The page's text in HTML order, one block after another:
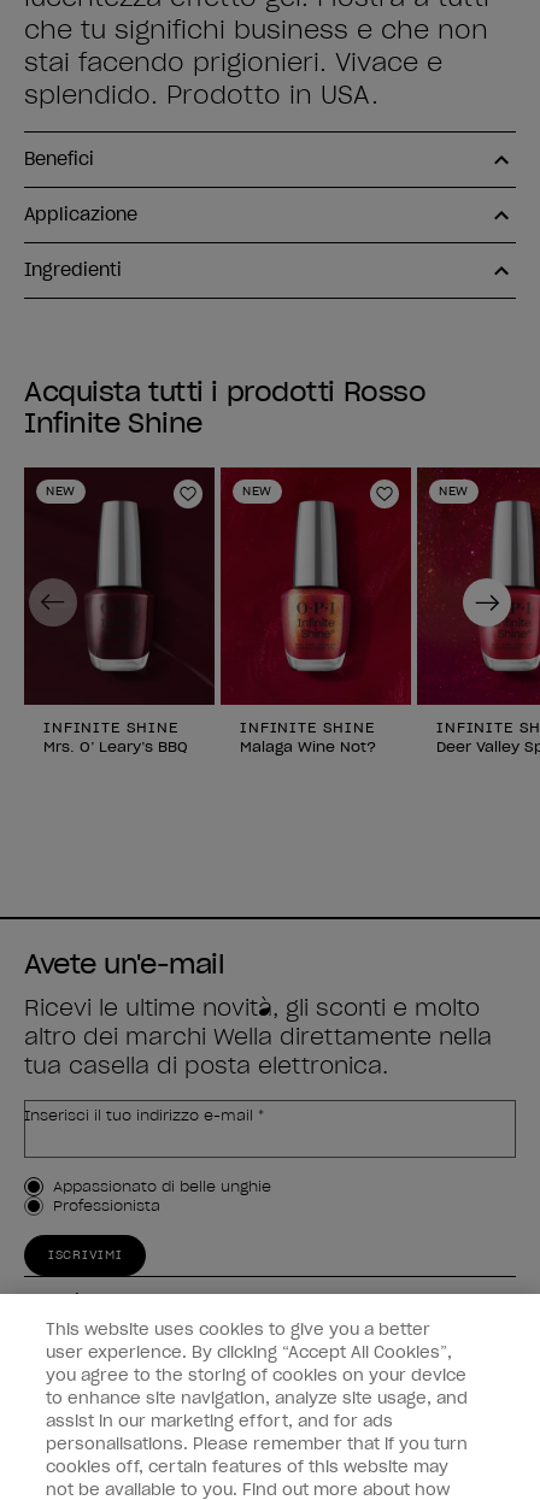
che tu significhi business e che non
stai facendo prigionieri. Vivace e
splendido. Prodotto in USA.
Benefici
Applicazione
Ingredienti
Acquista tutti i prodotti Rosso
Infinite Shine
NEW
Aggiungi alla lista dei desideri
INFINITE SHINE
Mrs. O’ Leary’s BBQ
NEW
Aggiungi alla
INFINITE SHINE
Malaga Wine Not?
NEW
INFINITE
Deer Valley
Previous Next
Avete un'e-mail
Ricevi le ultime novità, gli sconti e molto
altro dei marchi Wella direttamente nella
tua casella di posta elettronica.
Inserisci il tuo indirizzo e-mail *
Tipo di cliente
Appassionato di belle unghie
Professionista
ISCRIVIMI
Esperienza
Collegati
Informazioni sul cliente
This website uses cookies to give you a better
user experience. By clicking “Accept All Cookies”,
you agree to the storing of cookies on your device
to enhance site navigation, analyze site usage, and
assist in our marketing effort, and for ads
personalisations. Please remember that if you turn
cookies off, certain features of this website may
not be available to you. Find out more about how